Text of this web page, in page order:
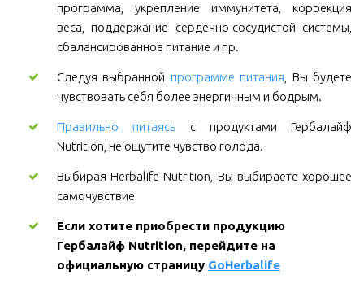
программа, укрепление иммунитета, коррекция
веса, поддержание сердечно-сосудистой системы,
сбалансированное питание и пр.
Следуя выбранной программе питания , Вы будете
чувствовать себя более энергичным и бодрым.
Правильно питаясь с продуктами Гербалайф
Nutrition, не ощутите чувство голода.
Выбирая Herbalife Nutrition, Вы выбираете хорошее
самочувствие!
Если хотите приобрести продукцию
Гербалайф Nutrition, перейдите на
официальную страницу GoHerbalife